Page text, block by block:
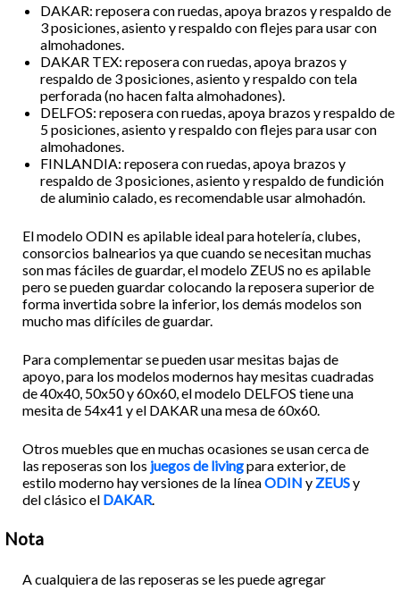
DAKAR: reposera con ruedas, apoya brazos y respaldo de
3 posiciones, asiento y respaldo con flejes para usar con
almohadones.
DAKAR TEX: reposera con ruedas, apoya brazos y
respaldo de 3 posiciones, asiento y respaldo con tela
perforada (no hacen falta almohadones).
DELFOS: reposera con ruedas, apoya brazos y respaldo de
5 posiciones, asiento y respaldo con flejes para usar con
almohadones.
FINLANDIA: reposera con ruedas, apoya brazos y
respaldo de 3 posiciones, asiento y respaldo de fundición
de aluminio calado, es recomendable usar almohadón.
El modelo ODIN es apilable ideal para hotelería, clubes,
consorcios balnearios ya que cuando se necesitan muchas
son mas fáciles de guardar, el modelo ZEUS no es apilable
pero se pueden guardar colocando la reposera superior de
forma invertida sobre la inferior, los demás modelos son
mucho mas difíciles de guardar.
Para complementar se pueden usar mesitas bajas de
apoyo, para los modelos modernos hay mesitas cuadradas
de 40x40, 50x50 y 60x60, el modelo DELFOS tiene una
mesita de 54x41 y el DAKAR una mesa de 60x60.
Otros muebles que en muchas ocasiones se usan cerca de
las reposeras son los juegos de livingpara exterior, de
estilo moderno hay versiones de la líneaODIN y ZEUSy
del clásico el DAKAR
Nota
A cualquiera de las reposeras se les puede agregar